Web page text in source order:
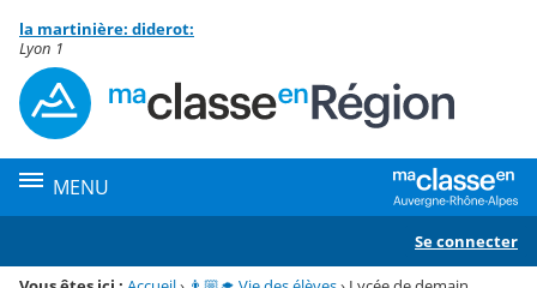
Menu de la rubrique
Contenu
la martinière: diderot:
Lyon 1
MENU
Se connecter